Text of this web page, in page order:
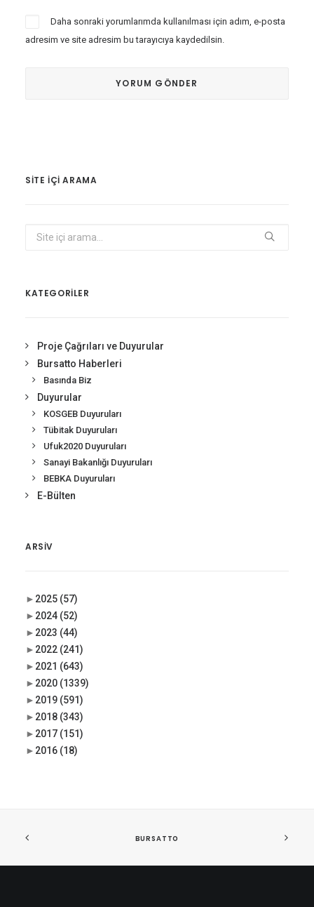
Daha sonraki yorumlarımda kullanılması için adım, e-posta
adresim ve site adresim bu tarayıcıya kaydedilsin.
SITE IÇI ARAMA
KATEGORİLER
Proje Çağrıları ve Duyurular
Bursatto Haberleri
Basında Biz
Duyurular
KOSGEB Duyuruları
Tübitak Duyuruları
Ufuk2020 Duyuruları
Sanayi Bakanlığı Duyuruları
BEBKA Duyuruları
E-Bülten
ARSIV
► 2025 (57)
► 2024 (52)
► 2023 (44)
► 2022 (241)
► 2021 (643)
► 2020 (1339)
► 2019 (591)
► 2018 (343)
► 2017 (151)
► 2016 (18)
BURSATTO